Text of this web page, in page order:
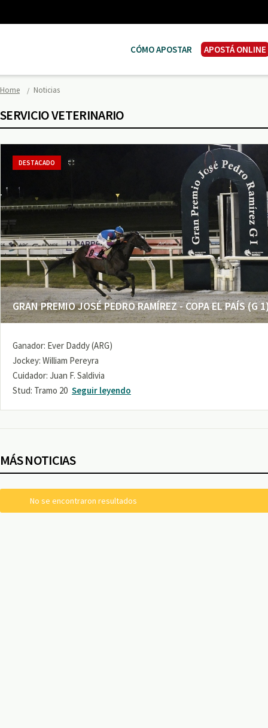
CÓMO APOSTAR APOSTÁ ONLINE
Home Noticias
SERVICIO VETERINARIO
GRAN PREMIO JOSÉ PEDRO RAMÍREZ - COPA EL PAÍS (G
DESTACADO
Ganador: Ever Daddy (ARG)
Jockey: William Pereyra
Cuidador: Juan F. Saldivia
Stud: Tramo 20 Seguir leyendo
MÁS NOTICIAS
No se encontraron resultados